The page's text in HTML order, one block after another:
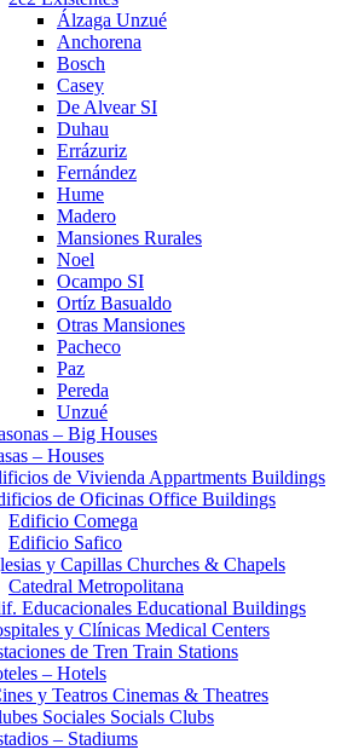
Álzaga Unzué
Anchorena
Bosch
Casey
De Alvear SI
Duhau
Errázuriz
Fernández
Hume
Madero
Mansiones Rurales
Noel
Ocampo SI
Ortíz Basualdo
Otras Mansiones
Pacheco
Paz
Pereda
Unzué
– Big Houses
– Houses
de Vivienda Appartments Buildings
de Oficinas Office Buildings
Edificio Comega
Edificio Safico
y Capillas Churches & Chapels
Catedral Metropolitana
Educacionales Educational Buildings
y Clínicas Medical Centers
de Tren Train Stations
– Hotels
y Teatros Cinemas & Theatres
Sociales Socials Clubs
– Stadiums